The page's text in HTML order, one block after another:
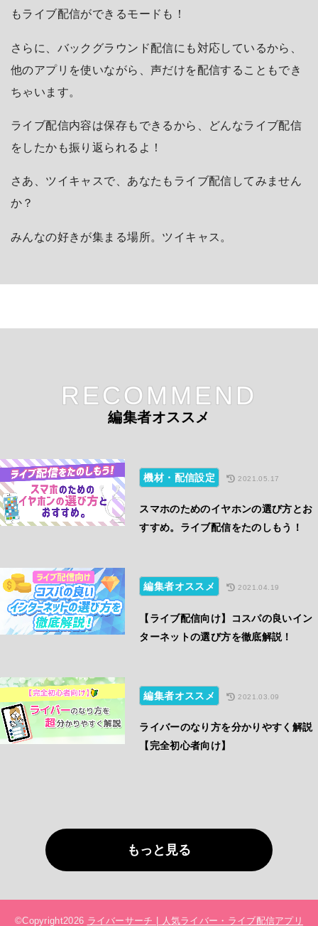
もライブ配信ができるモードも！
さらに、バックグラウンド配信にも対応しているから、
他のアプリを使いながら、声だけを配信することもでき
ちゃいます。
ライブ配信内容は保存もできるから、どんなライブ配信
をしたかも振り返られるよ！
さあ、ツイキャスで、あなたもライブ配信してみません
か？
みんなの好きが集まる場所。ツイキャス。
RECOMMEND
編集者オススメ
機材・配信設定 2021.05.17
スマホのためのイヤホンの選び方とお
すすめ。ライブ配信をたのしもう！
編集者オススメ 2021.04.19
【ライブ配信向け】コスパの良いイン
ターネットの選び方を徹底解説！
編集者オススメ 2021.03.09
ライバーのなり方を分かりやすく解説
【完全初心者向け】
もっと見る
©Copyright2026 ライバーサーチ | 人気ライバー・ライブ配信アプリ